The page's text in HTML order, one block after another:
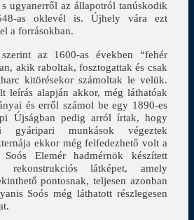
ugyanerről az állapotról tanúskodik
as oklevél is. Újhely vára ezt
a forrásokban.
az 1600-as években “fehér
akik raboltak, fosztogattak és csak
kitörésekor számoltak le velük.
leírás alapján akkor, még láthatóak
és erről számol be egy 1890-es
Újságban pedig arról írtak, hogy
gyáripari munkások végeztek
ekkor még felfedezhető volt a
Soós Elemér hadmérnök készített
látképet, amely
pontosnak, teljesen azonban
Soós még láthatott részlegesen